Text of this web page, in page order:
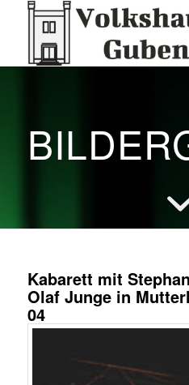
Kabarett mit
Olaf Junge in
04